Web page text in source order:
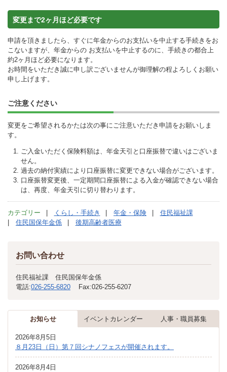
変更まで2ヶ月ほど必要です
申請を頂きましたら、すぐに年金からのお支払いを中止する手続きをお
こないますが、年金からの お支払いを中止するのに、手続きの都合上
約2ヶ月ほど必要になります。
お時間をいただき誠に申し訳ございませんが御理解の程よろしくお願い
申し上げます。
ご注意ください
変更をご希望されるかたは次の事にご注意いただき申請をお願いしま
す。
ご入金いただく保険料額は、年金天引と口座振替で違いはございま
せん。
過去の納付実績により口座振替に変更できない場合がございます。
口座振替変更後、一定期間口座振替による入金が確認できない場合
は、再度、年金天引に切り替わります。
カテゴリー くらし・手続き 年金・保険
住民福祉課
住民国保年金係
後期高齢者医療
お問い合わせ
住民福祉課 住民国保年金係
電話:026-255-6820 Fax:026-255-6207
お知らせ イベントカレンダー 人事・職員募集
2026年8月5日
８月23日（日）第７回シナノフェスが開催されます。
2026年8月4日